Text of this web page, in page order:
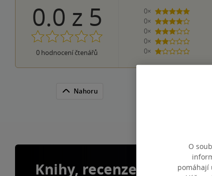
0.0 z 5
0 hodnocení čtenářů
0×
5
0×
4 hvězdičky
0×
3 hvězdičky
0×
2 hvězdičky
0×
1 hvezdička
Nahoru
Knihy, recenze a
O
pomáhají